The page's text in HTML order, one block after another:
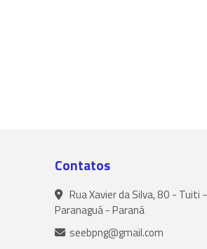
Contatos
Rua Xavier da Silva, 80 - Tuiti -
Paranaguá - Paraná
seebpng@gmail.com